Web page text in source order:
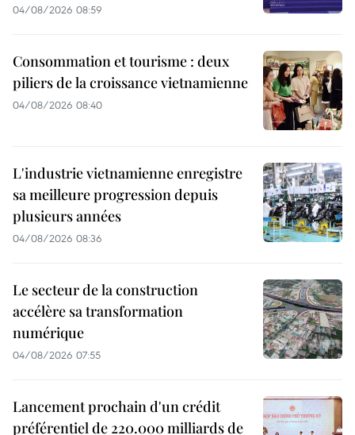
04/08/2026 08:59
Consommation et tourisme : deux
piliers de la croissance vietnamienne
04/08/2026 08:40
L'industrie vietnamienne enregistre
sa meilleure progression depuis
plusieurs années
04/08/2026 08:36
Le secteur de la construction
accélère sa transformation
numérique
04/08/2026 07:55
Lancement prochain d'un crédit
préférentiel de 220.000 milliards de